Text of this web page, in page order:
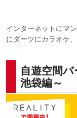
インターネットにマ
にダーツにカラオケ
自遊空間
池袋編～